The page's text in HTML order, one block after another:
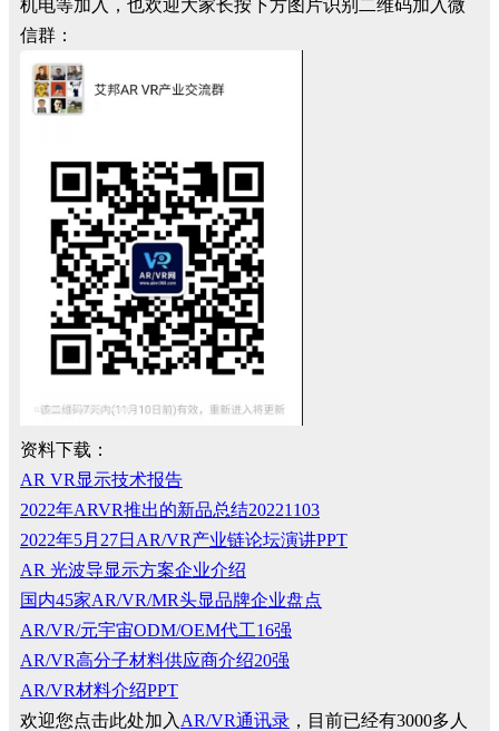
机电等加入，也欢迎大家长按下方图片识别二维码加入微
信群：
资料下载：
AR VR显示技术报告
2022年ARVR推出的新品总结20221103
2022年5月27日AR/VR产业链论坛演讲PPT
AR 光波导显示方案企业介绍
国内45家AR/VR/MR头显品牌企业盘点
AR/VR/元宇宙ODM/OEM代工16强
AR/VR高分子材料供应商介绍20强
AR/VR材料介绍PPT
欢迎您点击此处加入 AR/VR通讯录 ，目前已经有3000多人